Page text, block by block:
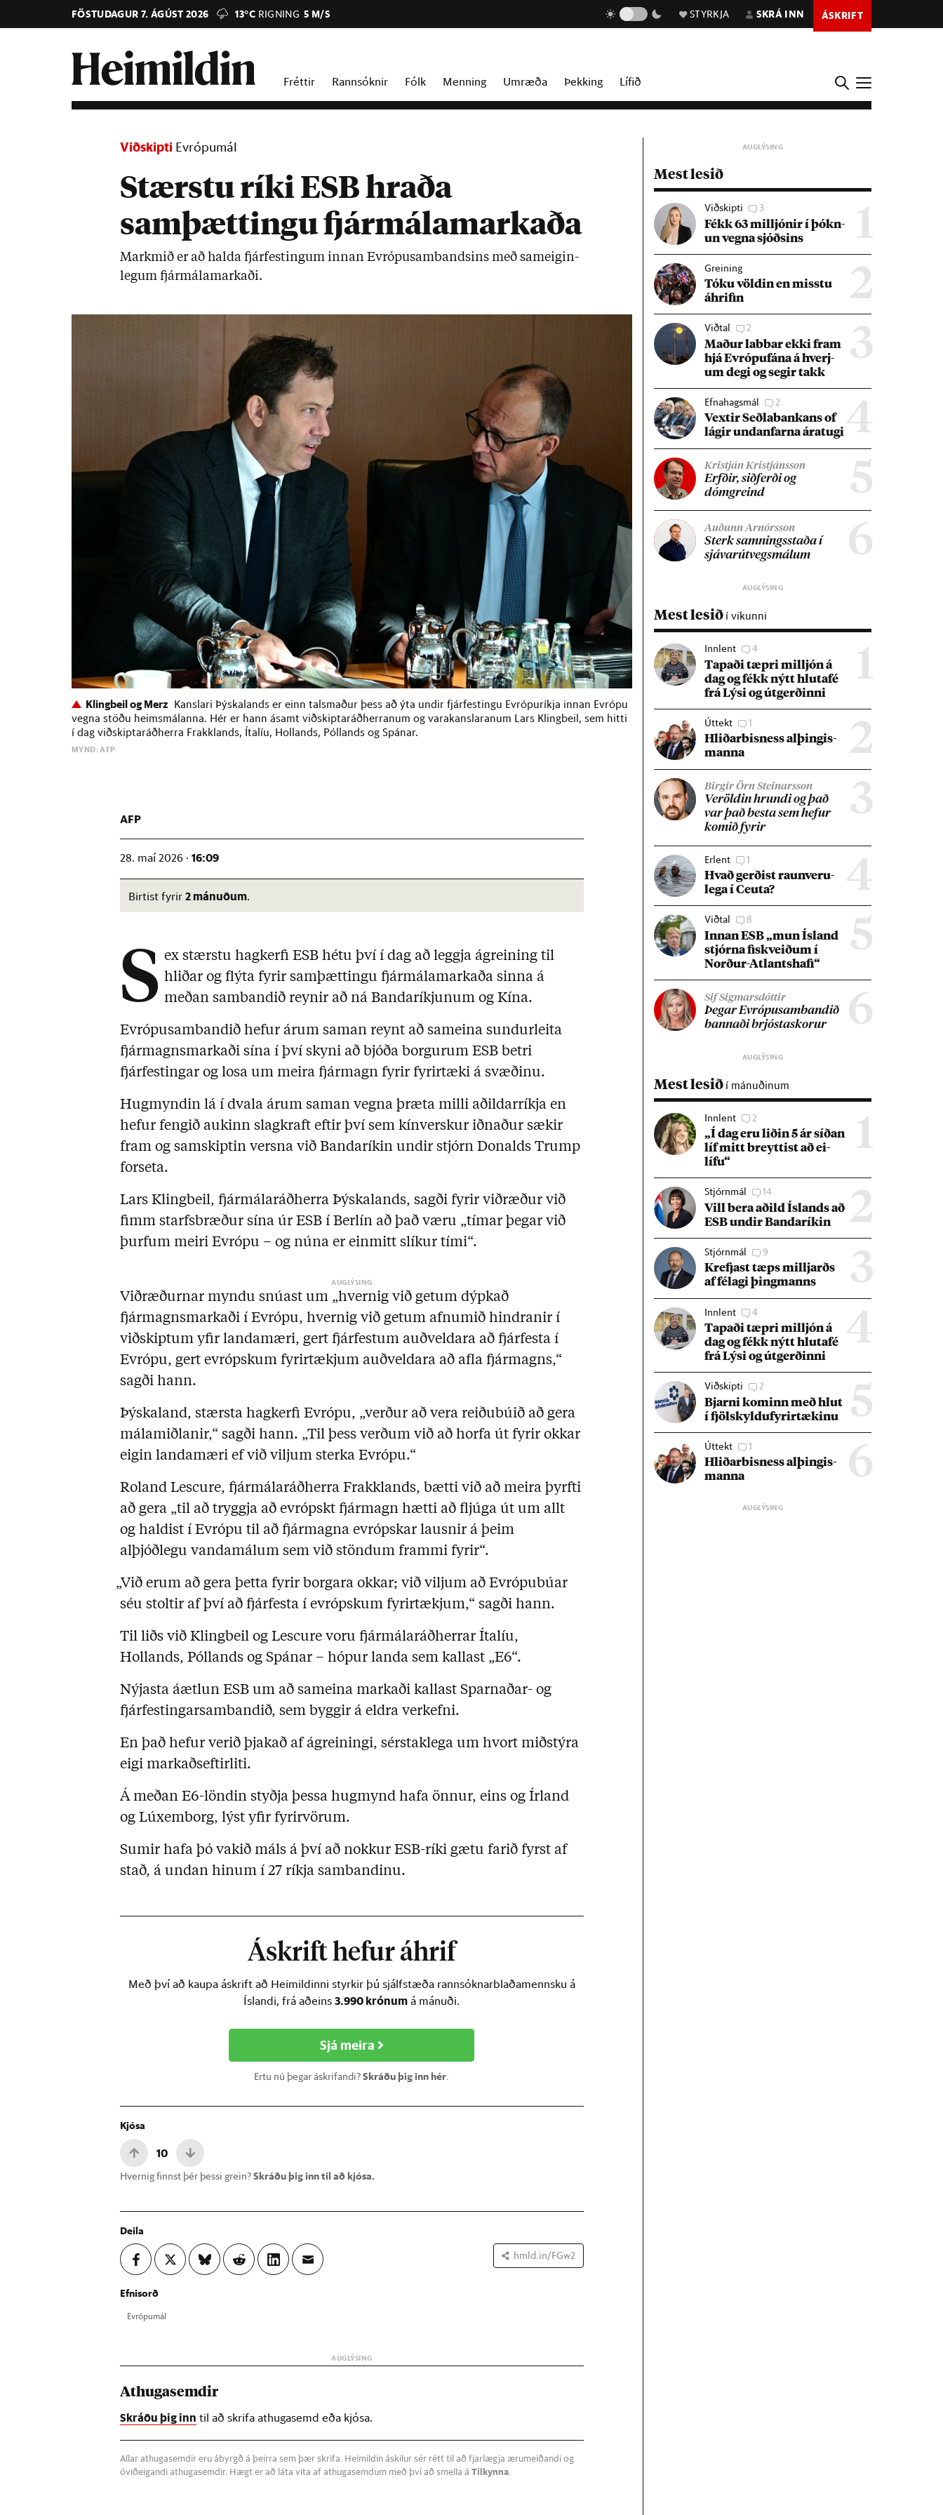
FÖSTUDAGUR 7. ÁGÚST 2026 13°C RIGNING 5 M/S STYRKJA SKRÁ INN ÁSKRIFT
Fréttir Rannsóknir Fólk Menning Umræða Þekking Lífið
Viðskipti Evrópumál
Stærstu ríki ESB hraða
samþættingu fjármálamarkaða
Markmið er að halda fjár­fest­ing­um inn­an Evr­ópu­sam­bands­ins með sam­eig­in­
leg­um fjár­mála­mark­aði.
Klingbeil og Merz Kanslari Þýskalands er einn talsmaður þess að ýta undir fjárfestingu Evrópuríkja innan Evrópu
vegna stöðu heimsmálanna. Hér er hann ásamt viðskiptaráðherranum og varakanslaranum Lars Klingbeil, sem hitti
í dag viðskiptaráðherra Frakklands, Ítalíu, Hollands, Póllands og Spánar.
MYND: AFP
AFP
28. maí 2026 ·16:09
Birtist fyrir2 mánuðum.
S ex stærstu hagkerfi ESB hétu því í dag að leggja ágreining til
hliðar og flýta fyrir samþættingu fjármálamarkaða sinna á
meðan sambandið reynir að ná Bandaríkjunum og Kína.
Evrópusambandið hefur árum saman reynt að sameina sundurleita
fjármagnsmarkaði sína í því skyni að bjóða borgurum ESB betri
fjárfestingar og losa um meira fjármagn fyrir fyrirtæki á svæðinu.
Hugmyndin lá í dvala árum saman vegna þræta milli aðildarríkja en
hefur fengið aukinn slagkraft eftir því sem kínverskur iðnaður sækir
fram og samskiptin versna við Bandaríkin undir stjórn Donalds Trump
forseta.
Lars Klingbeil, fjármálaráðherra Þýskalands, sagði fyrir viðræður við
fimm starfsbræður sína úr ESB í Berlín að það væru „tímar þegar við
þurfum meiri Evrópu – og núna er einmitt slíkur tími“.
Viðræðurnar myndu snúast um „hvernig við getum dýpkað
fjármagnsmarkaði í Evrópu, hvernig við getum afnumið hindranir í
viðskiptum yfir landamæri, gert fjárfestum auðveldara að fjárfesta í
Evrópu, gert evrópskum fyrirtækjum auðveldara að afla fjármagns,“
sagði hann.
Þýskaland, stærsta hagkerfi Evrópu, „verður að vera reiðubúið að gera
málamiðlanir,“ sagði hann. „Til þess verðum við að horfa út fyrir okkar
eigin landamæri ef við viljum sterka Evrópu.“
Roland Lescure, fjármálaráðherra Frakklands, bætti við að meira þyrfti
að gera „til að tryggja að evrópskt fjármagn hætti að fljúga út um allt
og haldist í Evrópu til að fjármagna evrópskar lausnir á þeim
alþjóðlegu vandamálum sem við stöndum frammi fyrir“.
„Við erum að gera þetta fyrir borgara okkar; við viljum að Evrópubúar
séu stoltir af því að fjárfesta í evrópskum fyrirtækjum,“ sagði hann.
Til liðs við Klingbeil og Lescure voru fjármálaráðherrar Ítalíu,
Hollands, Póllands og Spánar – hópur landa sem kallast „E6“.
Nýjasta áætlun ESB um að sameina markaði kallast Sparnaðar- og
fjárfestingarsambandið, sem byggir á eldra verkefni.
En það hefur verið þjakað af ágreiningi, sérstaklega um hvort miðstýra
eigi markaðseftirliti.
Á meðan E6-löndin styðja þessa hugmynd hafa önnur, eins og Írland
og Lúxemborg, lýst yfir fyrirvörum.
Sumir hafa þó vakið máls á því að nokkur ESB-ríki gætu farið fyrst af
stað, á undan hinum í 27 ríkja sambandinu.
Áskrift hefur áhrif
Með því að kaupa áskrift að Heimildinni styrkir þú sjálfstæða rannsóknarblaðamennsku á
Íslandi, frá aðeins3.990 krónum á mánuði.
Sjá meira
Ertu nú þegar áskrifandi?Skráðu þig inn hér.
Kjósa
10
Hvernig finnst þér þessi grein?Skráðu þig inn til að kjósa.
Deila
hmld.in/FGw2
Efnisorð
Evr­ópu­mál
Athugasemdir
Skráðu þig inn til að skrifa athugasemd eða kjósa.
Allar athugasemdir eru ábyrgð á þeirra sem þær skrifa. Heimildin áskilur sér rétt til að fjarlægja ærumeiðandi og
óviðeigandi athugasemdir. Hægt er að láta vita af athugasemdum með því að smella áTilkynna
Mest lesið
1
Viðskipti 3
Fékk 63 millj­ón­ir í þókn­
un vegna sjóðs­ins
2
Greining
Tóku völd­in en misstu
áhrif­in
3
Viðtal 2
Mað­ur labb­ar ekki fram
hjá Evr­ópuf­ána á hverj­
um degi og seg­ir takk
4
Efnahagsmál 2
Vext­ir Seðla­bank­ans of
lág­ir und­an­farna ára­tugi
5
Kristján Kristjánsson
Erfð­ir, sið­ferði og
dómgreind
6
Auðunn Arnórsson
Sterk samn­ings­staða í
sjáv­ar­út­vegs­mál­um
Mest lesið í vikunni
1
Innlent 4
Tap­aði tæpri millj­ón á
dag og fékk nýtt hluta­fé
frá Lýsi og út­gerð­inni
2
Úttekt 1
Hlið­ar­bis­ness al­þing­is­
manna
3
Birgir Örn Steinarsson
Ver­öld­in hrundi og það
var það besta sem hef­ur
kom­ið fyr­ir
4
Erlent 1
Hvað gerð­ist raun­veru­
lega í Ceuta?
5
Viðtal 8
Inn­an ESB „mun Ís­land
stjórna fisk­veið­um í
Norð­ur-Atlants­hafi“
6
Sif Sigmarsdóttir
Þeg­ar Evr­ópu­sam­band­ið
bann­aði brjósta­skor­ur
Mest lesið í mánuðinum
1
Innlent 2
„Í dag eru lið­in 5 ár síð­an
líf mitt breytt­ist að ei­
lífu“
2
Stjórnmál 14
Vill bera að­ild Ís­lands að
ESB und­ir Banda­rík­in
3
Stjórnmál 9
Krefjast tæps millj­arðs
af fé­lagi þing­manns
4
Innlent 4
Tap­aði tæpri millj­ón á
dag og fékk nýtt hluta­fé
frá Lýsi og út­gerð­inni
5
Viðskipti 2
Bjarni kom­inn með hlut
í fjöl­skyldu­fyr­ir­tæk­inu
6
Úttekt 1
Hlið­ar­bis­ness al­þing­is­
manna